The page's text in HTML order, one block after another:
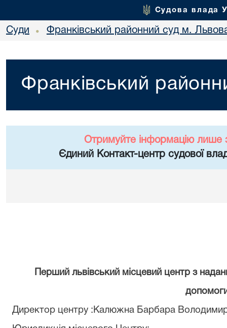
Судова влада
Суди • Франківський районний суд м.
Франківський
Отримуйте інформацію лише
Єдиний Контакт-центр судової
Перший львівський місцевий центр з
Директор центру : Калюжна Барбара